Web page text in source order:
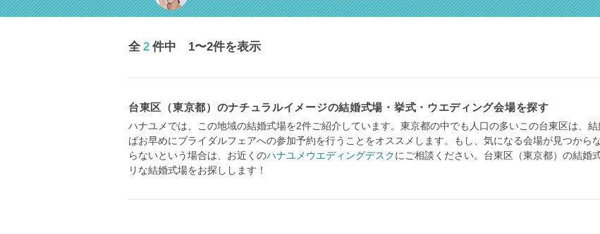
全 2 件中 1〜2件を表示
台東区（東京都）のナチュラルイメージの結婚式場・挙式・ウエディング会場を探す
ハナユメでは、この地域の結婚式場を2件ご紹介しています。東京都の中でも人口の多いこの台東区は、
ばお早めにブライダルフェアへの参加予約を行うことをオススメします。もし、気になる会場が見つから
らないという場合は、お近くのハナユメウエディングデスクにご相談ください。台東区（東京都）の結婚
リな結婚式場をお探しします！